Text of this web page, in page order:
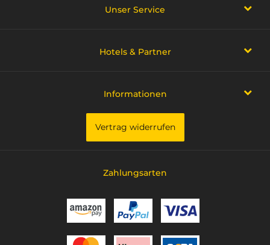
Unser Service
Hotels & Partner
Informationen
Vertrag widerrufen
Zahlungsarten